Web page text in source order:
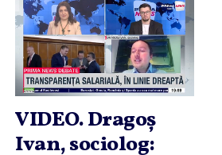
VIDEO. Dragoş
Ivan, sociolog: